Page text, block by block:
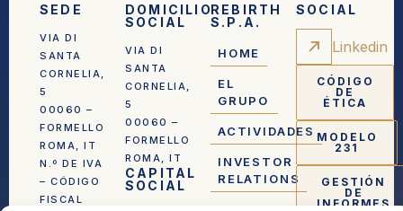
SEDE
VIA DI
SANTA
CORNELIA,
5
00060 –
FORMELLO
ROMA, IT
N.º DE IVA
– CÓDIGO
FISCAL
DOMICILIO
SOCIAL
VIA DI
SANTA
CORNELIA,
5
00060 –
FORMELLO
ROMA, IT
CAPITAL
SOCIAL
REBIRTH
S.P.A.
HOME
EL
GRUPO
ACTIVIDADES
INVESTOR
RELATIONS
SOCIAL
Linkedin
CÓDIGO
DE
ÉTICA
MODELO
231
GESTIÓN
DE
INFORMES